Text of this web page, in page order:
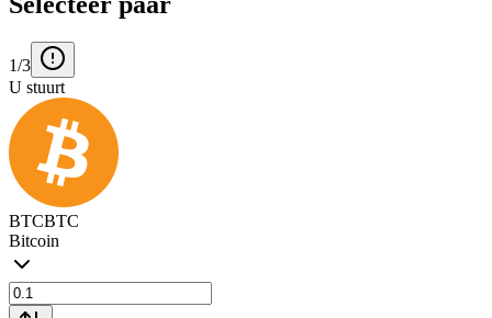
1/3
U stuurt
BTCBTC
Bitcoin